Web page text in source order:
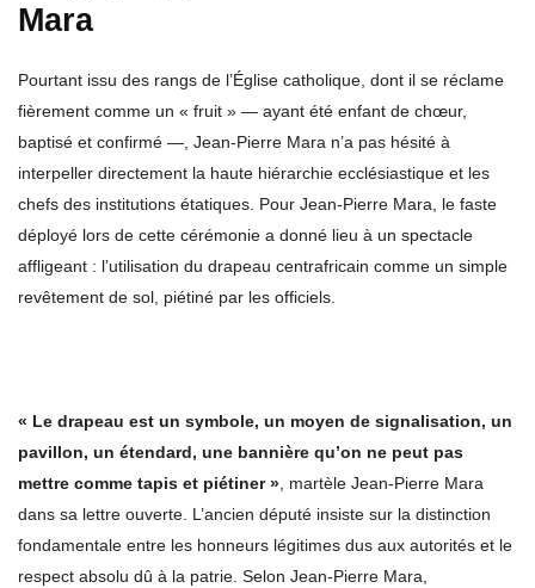
Mara
Pourtant issu des rangs de l’Église catholique, dont il se réclame
fièrement comme un « fruit » — ayant été enfant de chœur,
baptisé et confirmé —, Jean-Pierre Mara n’a pas hésité à
interpeller directement la haute hiérarchie ecclésiastique et les
chefs des institutions étatiques. Pour Jean-Pierre Mara, le faste
déployé lors de cette cérémonie a donné lieu à un spectacle
affligeant : l’utilisation du drapeau centrafricain comme un simple
revêtement de sol, piétiné par les officiels.
« Le drapeau est un symbole, un moyen de signalisation, un
pavillon, un étendard, une bannière qu’on ne peut pas
mettre comme tapis et piétiner », martèle Jean-Pierre Mara
dans sa lettre ouverte. L’ancien député insiste sur la distinction
fondamentale entre les honneurs légitimes dus aux autorités et le
respect absolu dû à la patrie. Selon Jean-Pierre Mara,